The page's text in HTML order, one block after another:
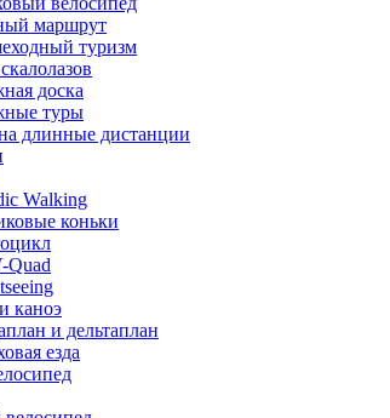
маршрут
туризм
доска
туры
длинные дистанции
Walking
коньки
Quad
каноэ
и дельтаплан
езда